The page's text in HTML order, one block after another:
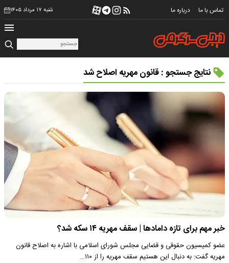
تماس با ما درباره ما شنبه ۱۷ مرداد ۱۴۰۵
نتایج جستجو : قانون مهریه اصلاح شد
خبر مهم برای تازه دامادها | سقف مهریه ۱۴ سکه شد؟
عضو کمیسیون حقوقی و قضایی مجلس شورای اسلامی با اشاره به اصلاح قانون
مهریه گفت: به دنبال این هستیم سقف مهریه را از ۱۱۰…